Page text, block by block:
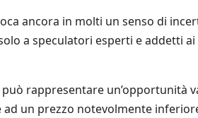
ancora in molti un senso di
a speculatori esperti e addetti
può rappresentare un’opportunità
un prezzo notevolmente